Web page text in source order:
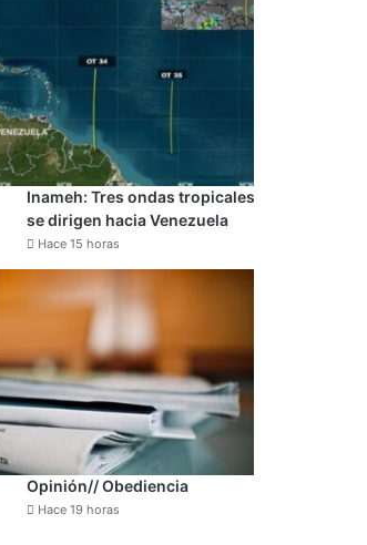
Inameh: Tres ondas tropicales
se dirigen hacia Venezuela
Hace 15 horas
Opinión// Obediencia
Hace 19 horas